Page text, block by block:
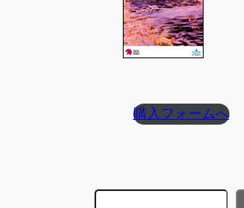
購入フォームへ